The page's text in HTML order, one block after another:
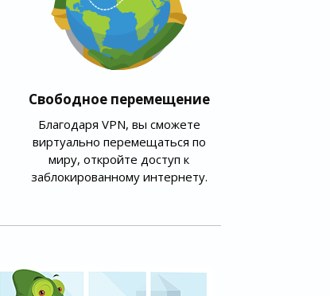
Свободное перемещение
Благодаря VPN, вы сможете
виртуально перемещаться по
миру, откройте доступ к
заблокированному интернету.